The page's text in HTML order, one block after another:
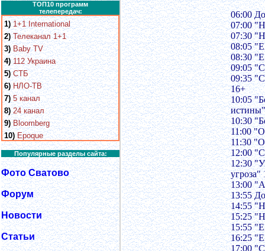
ТОП10 программ
телепередач:
1) 1+1 International
2) Телеканал 1+1
3) Baby TV
4) 112 Украина
5) СТБ
6) НЛО-ТВ
7) 5 канал
8) 24 канал
9) Bloomberg
10) Epoque
Популярные разделы сайта:
Фото Сватово
Форум
Новости
Статьи
06:00
07:00
07:30
08:05
08:30
09:05
09:35
16+
10:05
10:30
11:00
11:30
12:00
12:30
угроза"
13:00
13:55
14:55
15:25
15:55
16:25
17:00